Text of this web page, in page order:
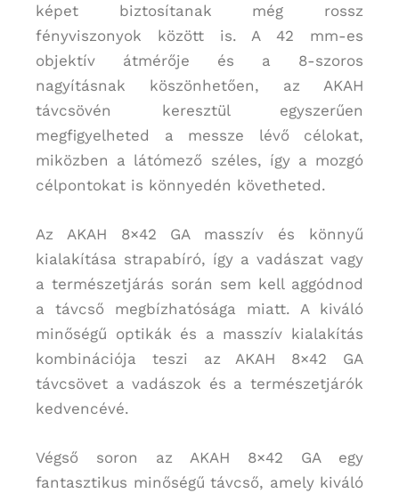
képet biztosítanak még rossz
fényviszonyok között is. A 42 mm-es
objektív átmérője és a 8-szoros
nagyításnak köszönhetően, az AKAH
távcsövén keresztül egyszerűen
megfigyelheted a messze lévő célokat,
miközben a látómező széles, így a mozgó
célpontokat is könnyedén követheted.
Az AKAH 8×42 GA masszív és könnyű
kialakítása strapabíró, így a vadászat vagy
a természetjárás során sem kell aggódnod
a távcső megbízhatósága miatt. A kiváló
minőségű optikák és a masszív kialakítás
kombinációja teszi az AKAH 8×42 GA
távcsövet a vadászok és a természetjárók
kedvencévé.
Végső soron az AKAH 8×42 GA egy
fantasztikus minőségű távcső, amely kiváló